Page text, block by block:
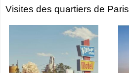
Visites des quartiers de Paris